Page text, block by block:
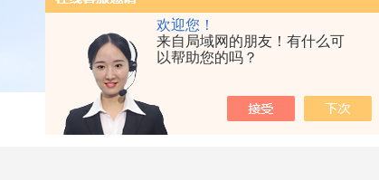
欢迎您！
来自局域网的朋友！有什么可
以帮助您的吗？